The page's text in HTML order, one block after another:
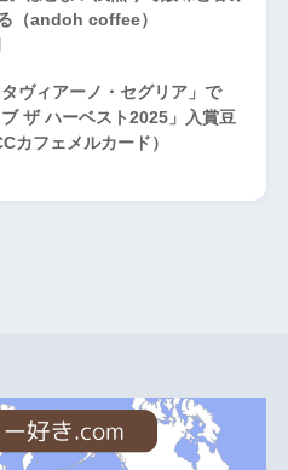
（andoh coffee）
タヴィアーノ・セグリア」で
ブ ザ ハーベスト2025」入賞豆
カフェメルカード）